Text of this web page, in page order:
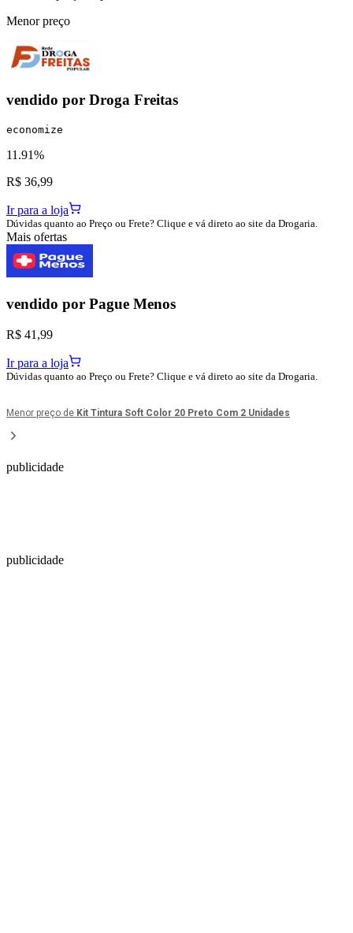
Menor preço
vendido por Droga Freitas
economize
11.91%
R$ 36,99
Ir para a loja
Dúvidas quanto ao Preço ou Frete? Clique e vá direto ao site da Drogaria.
Mais ofertas
vendido por Pague Menos
R$ 41,99
Ir para a loja
Dúvidas quanto ao Preço ou Frete? Clique e vá direto ao site da Drogaria.
Menor preço de Kit Tintura Soft Color 20 Preto Com 2 Unidades
publicidade
publicidade